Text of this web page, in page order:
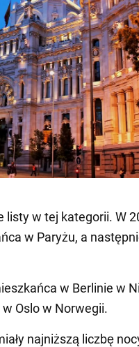
listy w tej kategorii. W
w Paryżu, a
w Berlinie w
Oslo w Norwegii.
najniższą liczbę